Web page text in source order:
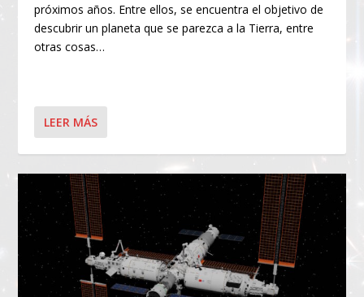
próximos años. Entre ellos, se encuentra el objetivo de
descubrir un planeta que se parezca a la Tierra, entre
otras cosas…
LEER MÁS